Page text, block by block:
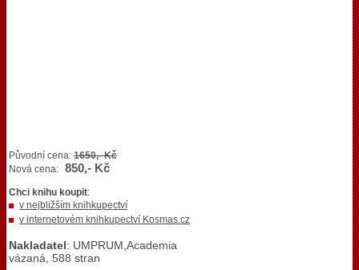
Původní cena: 1650,- Kč
Nová cena: 850,- Kč
Chci knihu koupit:
v nejbližším knihkupectví
v internetovém knihkupectví Kosmas.cz
Nakladatel: UMPRUM,Academia
vázaná, 588 stran